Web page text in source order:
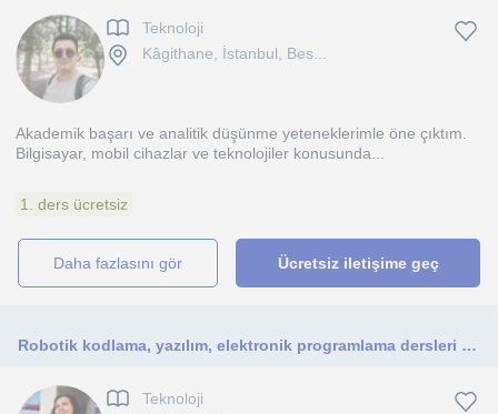
Teknoloji
Kâgithane, İstanbul, Bes...
Akademik başarı ve analitik düşünme yeteneklerimle öne çıktım.
Bilgisayar, mobil cihazlar ve teknolojiler konusunda...
1. ders ücretsiz
daha fazlasını gör Ücretsiz iletişime geç
Robotik kodlama, yazılım, elektronik programlama dersleri tecrübesine sahibim. Size de bunları öğretebilirim
Teknoloji